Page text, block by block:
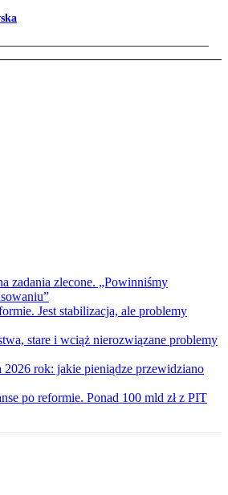
zadania zlecone. „Powinniśmy
Jest stabilizacja, ale problemy
stare i wciąż nierozwiązane problemy
2026 rok: jakie pieniądze przewidziano
po reformie. Ponad 100 mld zł z PIT